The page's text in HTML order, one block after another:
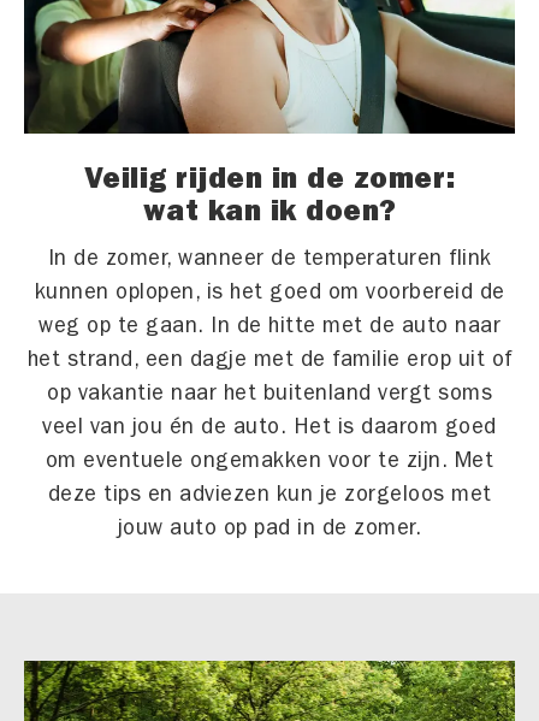
Veilig rijden in de zomer:
wat kan ik doen?
In de zomer, wanneer de temperaturen flink
kunnen oplopen, is het goed om voorbereid de
weg op te gaan. In de hitte met de auto naar
het strand, een dagje met de familie erop uit of
op vakantie naar het buitenland vergt soms
veel van jou én de auto. Het is daarom goed
om eventuele ongemakken voor te zijn. Met
deze tips en adviezen kun je zorgeloos met
jouw auto op pad in de zomer.